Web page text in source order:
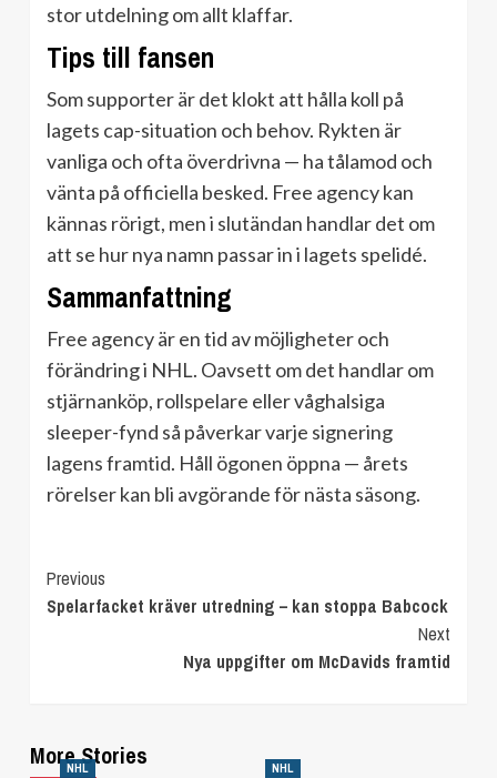
stor utdelning om allt klaffar.
Tips till fansen
Som supporter är det klokt att hålla koll på
lagets cap-situation och behov. Rykten är
vanliga och ofta överdrivna — ha tålamod och
vänta på officiella besked. Free agency kan
kännas rörigt, men i slutändan handlar det om
att se hur nya namn passar in i lagets spelidé.
Sammanfattning
Free agency är en tid av möjligheter och
förändring i NHL. Oavsett om det handlar om
stjärnanköp, rollspelare eller våghalsiga
sleeper-fynd så påverkar varje signering
lagens framtid. Håll ögonen öppna — årets
rörelser kan bli avgörande för nästa säsong.
Continue
Reading
Previous
Spelarfacket kräver utredning – kan stoppa Babcock
Next
Nya uppgifter om McDavids framtid
More Stories
NHL NHL